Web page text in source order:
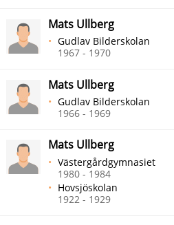
Mats Ullberg
Gudlav Bilderskolan
1967 - 1970
Mats Ullberg
Gudlav Bilderskolan
1966 - 1969
Mats Ullberg
Västergårdgymnasiet
1980 - 1984
Hovsjöskolan
1922 - 1929